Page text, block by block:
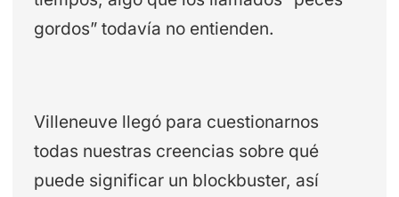
gordos” todavía no entienden.
Villeneuve llegó para cuestionarnos
todas nuestras creencias sobre qué
puede significar un blockbuster, así